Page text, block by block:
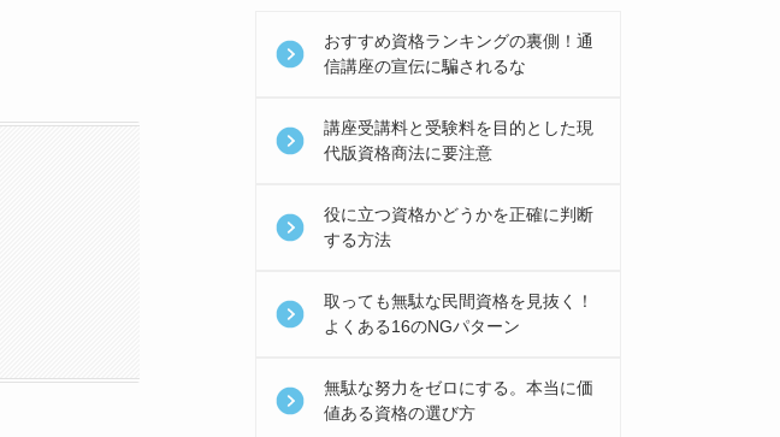
おすすめ資格ランキングの裏側！通
信講座の宣伝に騙されるな
講座受講料と受験料を目的とした現
代版資格商法に要注意
役に立つ資格かどうかを正確に判断
する方法
取っても無駄な民間資格を見抜く！
よくある16のNGパターン
無駄な努力をゼロにする。本当に価
値ある資格の選び方